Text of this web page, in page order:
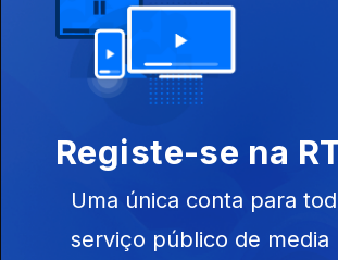
08 ago. 2026
14h Queda de aeronave faz 1
fortes do que egoísmos
Registe-se na
Uma única conta para
serviço público de media